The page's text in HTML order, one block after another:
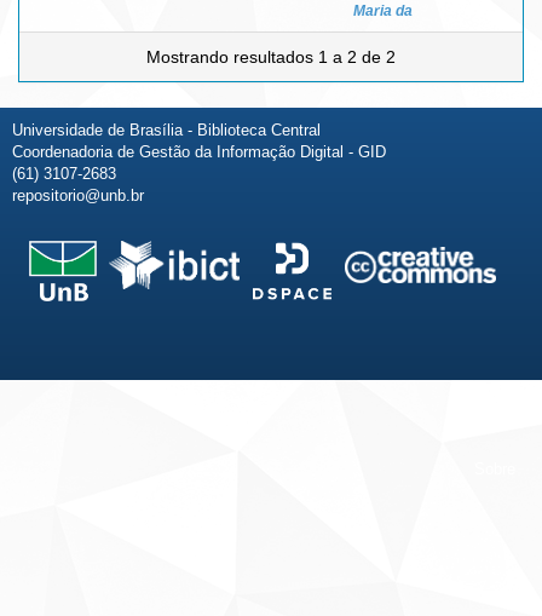
Maria da
Mostrando resultados 1 a 2 de 2
Universidade de Brasília - Biblioteca Central
Coordenadoria de Gestão da Informação Digital - GID
(61) 3107-2683
repositorio@unb.br